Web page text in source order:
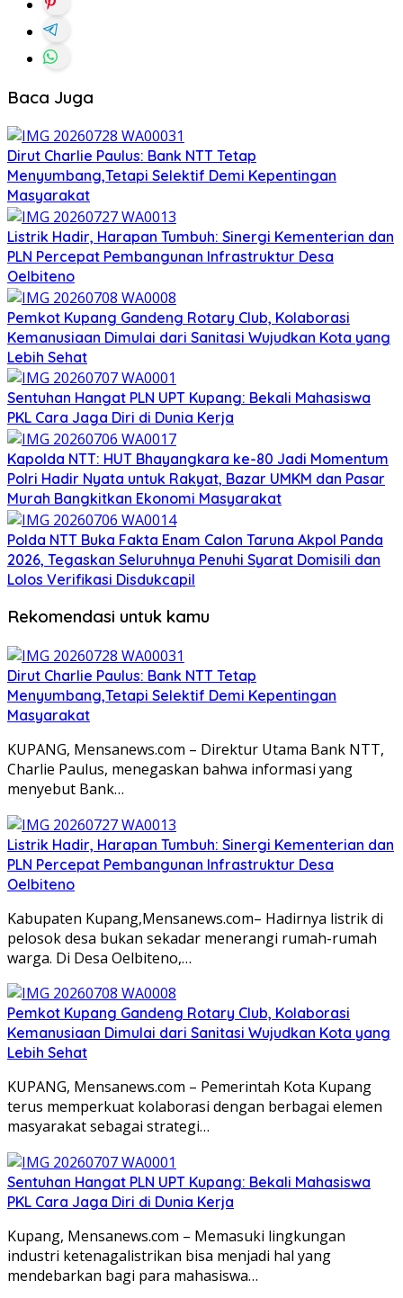
Baca Juga
Dirut Charlie Paulus: Bank NTT Tetap
Menyumbang,Tetapi Selektif Demi Kepentingan
Masyarakat
Listrik Hadir, Harapan Tumbuh: Sinergi Kementerian dan
PLN Percepat Pembangunan Infrastruktur Desa
Oelbiteno
Pemkot Kupang Gandeng Rotary Club, Kolaborasi
Kemanusiaan Dimulai dari Sanitasi Wujudkan Kota yang
Lebih Sehat
Sentuhan Hangat PLN UPT Kupang: Bekali Mahasiswa
PKL Cara Jaga Diri di Dunia Kerja
Kapolda NTT: HUT Bhayangkara ke-80 Jadi Momentum
Polri Hadir Nyata untuk Rakyat, Bazar UMKM dan Pasar
Murah Bangkitkan Ekonomi Masyarakat
Polda NTT Buka Fakta Enam Calon Taruna Akpol Panda
2026, Tegaskan Seluruhnya Penuhi Syarat Domisili dan
Lolos Verifikasi Disdukcapil
Rekomendasi untuk kamu
Dirut Charlie Paulus: Bank NTT Tetap
Menyumbang,Tetapi Selektif Demi Kepentingan
Masyarakat
KUPANG, Mensanews.com – Direktur Utama Bank NTT,
Charlie Paulus, menegaskan bahwa informasi yang
menyebut Bank…
Listrik Hadir, Harapan Tumbuh: Sinergi Kementerian dan
PLN Percepat Pembangunan Infrastruktur Desa
Oelbiteno
Kabupaten Kupang,Mensanews.com– Hadirnya listrik di
pelosok desa bukan sekadar menerangi rumah-rumah
warga. Di Desa Oelbiteno,…
Pemkot Kupang Gandeng Rotary Club, Kolaborasi
Kemanusiaan Dimulai dari Sanitasi Wujudkan Kota yang
Lebih Sehat
KUPANG, Mensanews.com – Pemerintah Kota Kupang
terus memperkuat kolaborasi dengan berbagai elemen
masyarakat sebagai strategi…
Sentuhan Hangat PLN UPT Kupang: Bekali Mahasiswa
PKL Cara Jaga Diri di Dunia Kerja
Kupang, Mensanews.com – Memasuki lingkungan
industri ketenagalistrikan bisa menjadi hal yang
mendebarkan bagi para mahasiswa…